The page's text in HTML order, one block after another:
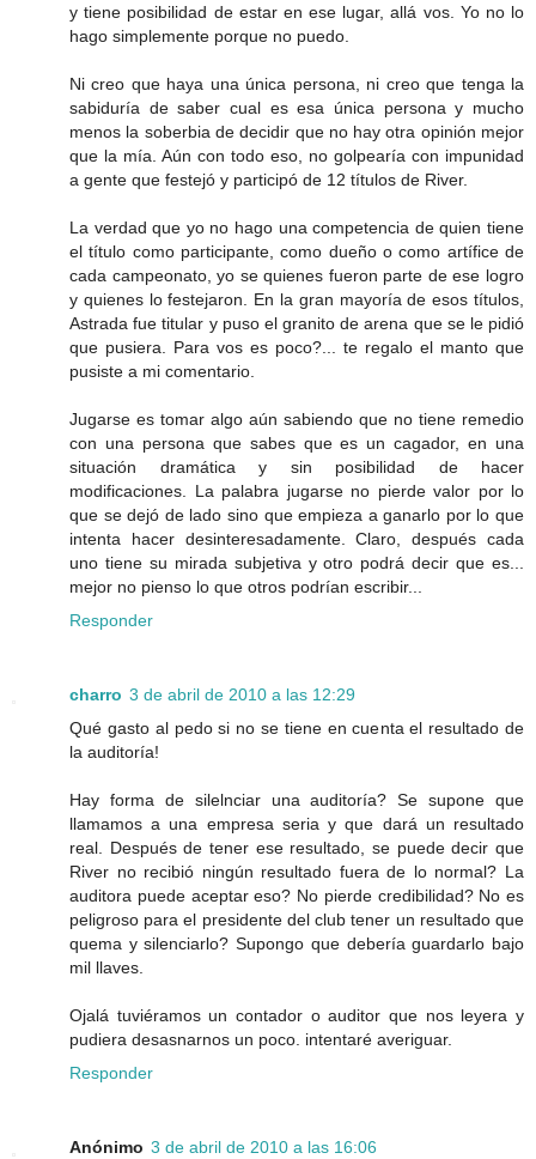
y tiene posibilidad de estar en ese lugar, allá vos. Yo no lo
hago simplemente porque no puedo.
Ni creo que haya una única persona, ni creo que tenga la
sabiduría de saber cual es esa única persona y mucho
menos la soberbia de decidir que no hay otra opinión mejor
que la mía. Aún con todo eso, no golpearía con impunidad
a gente que festejó y participó de 12 títulos de River.
La verdad que yo no hago una competencia de quien tiene
el título como participante, como dueño o como artífice de
cada campeonato, yo se quienes fueron parte de ese logro
y quienes lo festejaron. En la gran mayoría de esos títulos,
Astrada fue titular y puso el granito de arena que se le pidió
que pusiera. Para vos es poco?... te regalo el manto que
pusiste a mi comentario.
Jugarse es tomar algo aún sabiendo que no tiene remedio
con una persona que sabes que es un cagador, en una
situación dramática y sin posibilidad de hacer
modificaciones. La palabra jugarse no pierde valor por lo
que se dejó de lado sino que empieza a ganarlo por lo que
intenta hacer desinteresadamente. Claro, después cada
uno tiene su mirada subjetiva y otro podrá decir que es...
mejor no pienso lo que otros podrían escribir...
Responder
charro 3 de abril de 2010 a las 12:29
Qué gasto al pedo si no se tiene en cuenta el resultado de
la auditoría!
Hay forma de silelnciar una auditoría? Se supone que
llamamos a una empresa seria y que dará un resultado
real. Después de tener ese resultado, se puede decir que
River no recibió ningún resultado fuera de lo normal? La
auditora puede aceptar eso? No pierde credibilidad? No es
peligroso para el presidente del club tener un resultado que
quema y silenciarlo? Supongo que debería guardarlo bajo
mil llaves.
Ojalá tuviéramos un contador o auditor que nos leyera y
pudiera desasnarnos un poco. intentaré averiguar.
Responder
Anónimo 3 de abril de 2010 a las 16:06